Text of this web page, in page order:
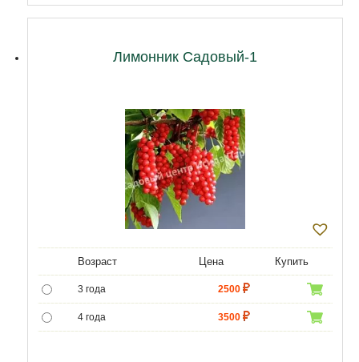
Лимонник Садовый-1
Возраст Цена Купить
3 года 2500
4 года 3500